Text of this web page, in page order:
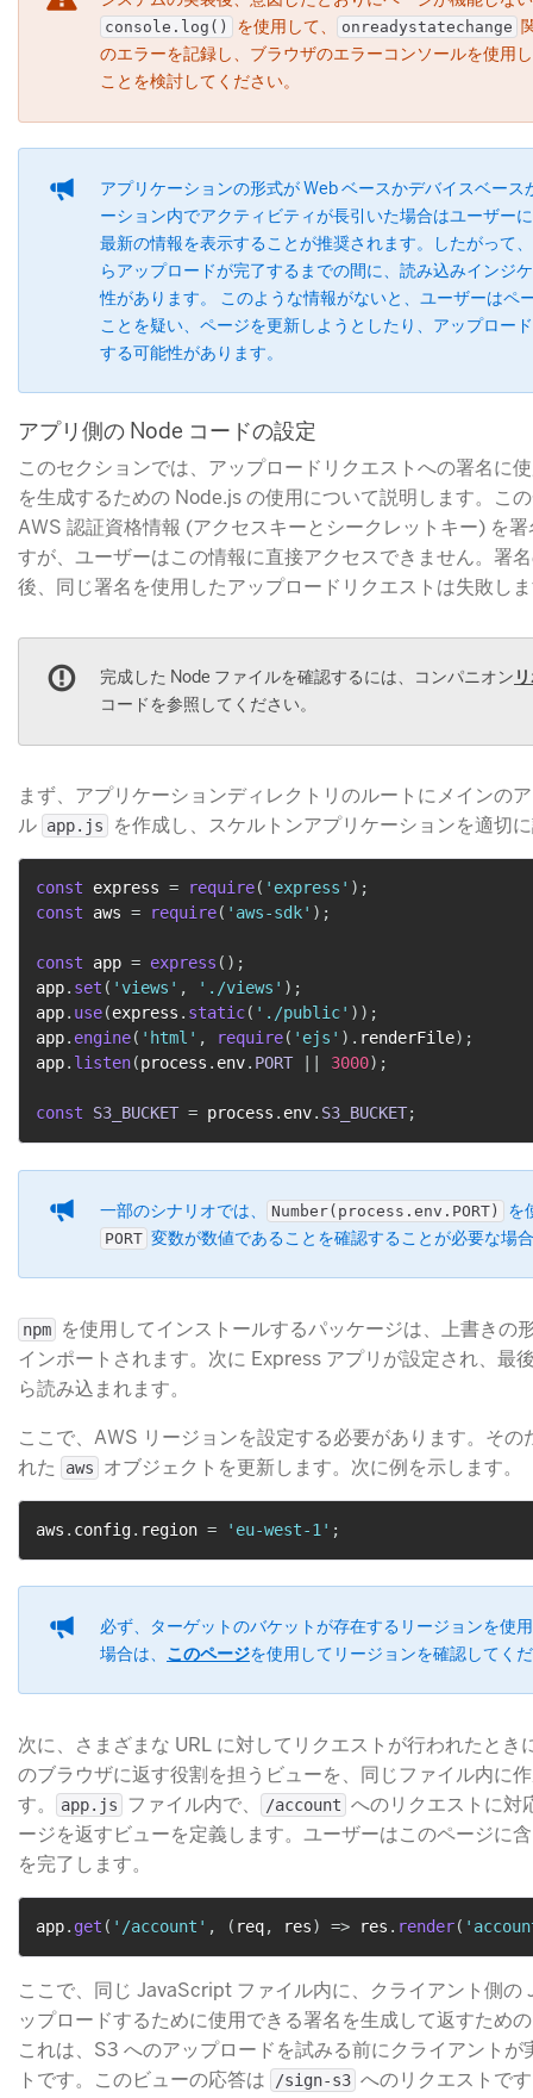
console.log() ​ を使用して、 onreadystatechange
のエラーを記録し、ブラウザのエラーコンソールを使用
ことを検討してください。
アプリケーションの形式が Web ベースかデバイスベース
ーション内でアクティビティが長引いた場合はユーザー
最新の情報を表示することが推奨されます。したがって
らアップロードが完了するまでの間に、読み込みインジ
性があります。 このような情報がないと、ユーザーはペ
ことを疑い、ページを更新しようとしたり、アップロー
する可能性があります。
アプリ側の Node コードの設定
このセクションでは、アップロードリクエストへの署名に
を生成するための Node.js の使用について説明します。こ
AWS 認証資格情報 (アクセスキーとシークレットキー) を
すが、ユーザーはこの情報に直接アクセスできません。署
後、同じ署名を使用したアップロードリクエストは失敗し
完成した Node ファイルを確認するには、コンパニオン
コードを参照してください。
まず、アプリケーションディレクトリのルートにメインの
ル app.js を作成し、スケルトンアプリケーションを適切
const express = require( 'express' ) ;
const aws = require( 'aws-sdk' ) ;
const app = express ( ) ;
app. set ( 'views' , './views' ) ;
app. use(express . static( './public' ) ) ;
app. engine( 'html' , require( 'ejs' ) . renderFile) ;
app. listen(process . env. PORT 3000) ;
const S3_BUCKET = process . env. S3_BUCKET;
一部のシナリオでは、 Number(process.env.PORT)
PORT 変数が数値であることを確認することが必要な場
npm
を使用してインストールするパッケージは、上書きの
インポートされます。次に Express アプリが設定され、最
ら読み込まれます。
ここで、AWS リージョンを設定する必要があります。そ
れた
aws ​ オブジェクトを更新します。次に例を示します。
aws . config. region = 'eu-west-1' ;
必ず、ターゲットのバケットが存在するリージョンを使
場合は、 このページを使用してリージョンを確認してく
次に、さまざまな URL に対してリクエストが行われたとき
のブラウザに返す役割を担うビューを、同じファイル内に
す。
app.js ​ ファイル内で、 /account
へのリクエストに対
ージを返すビューを定義します。ユーザーはこのページに
を完了します。
app. get ( '/account' , ( req, res) => res . render(
ここで、同じ JavaScript ファイル内に、クライアント側
ップロードするために使用できる署名を生成して返すため
これは、S3 へのアップロードを試みる前にクライアントが
トです。このビューの応答は
/sign-s3 へのリクエストで